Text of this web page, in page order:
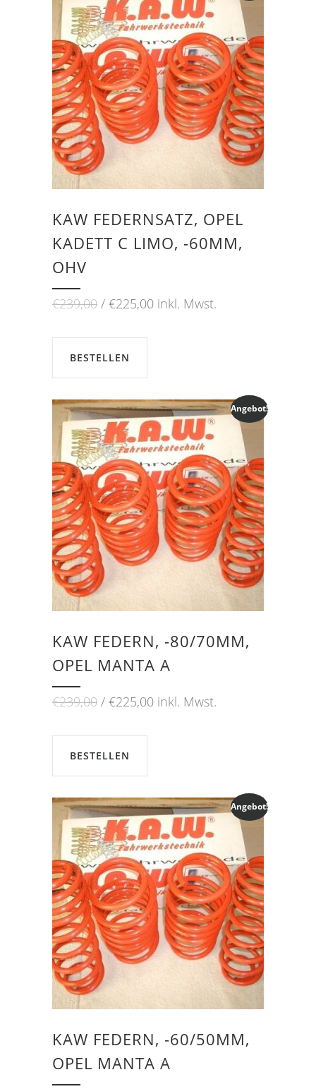
KAW FEDERNSATZ, OPEL
KADETT C LIMO, -60MM,
OHV
€239,00Ursprünglicher
€239,00
€225,00Aktueller
inkl. Mwst.
BESTELLEN
Angebot!
KAW FEDERN, -80/70MM,
OPEL MANTA A
€239,00Ursprünglicher
€239,00
€225,00Aktueller
inkl. Mwst.
BESTELLEN
Angebot!
KAW FEDERN, -60/50MM,
OPEL MANTA A